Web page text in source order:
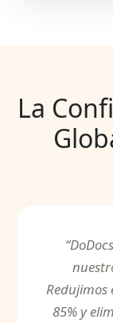
La
“
Redujimos
85% y